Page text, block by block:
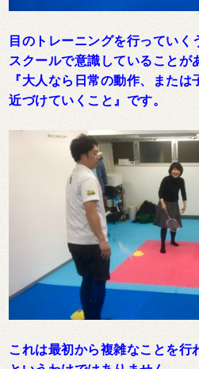
目のトレーニングを行っていく
スクールで意識していることが
『大人なら日常の動作、また
近づけていくこと』です。
これは最初から複雑なことを行